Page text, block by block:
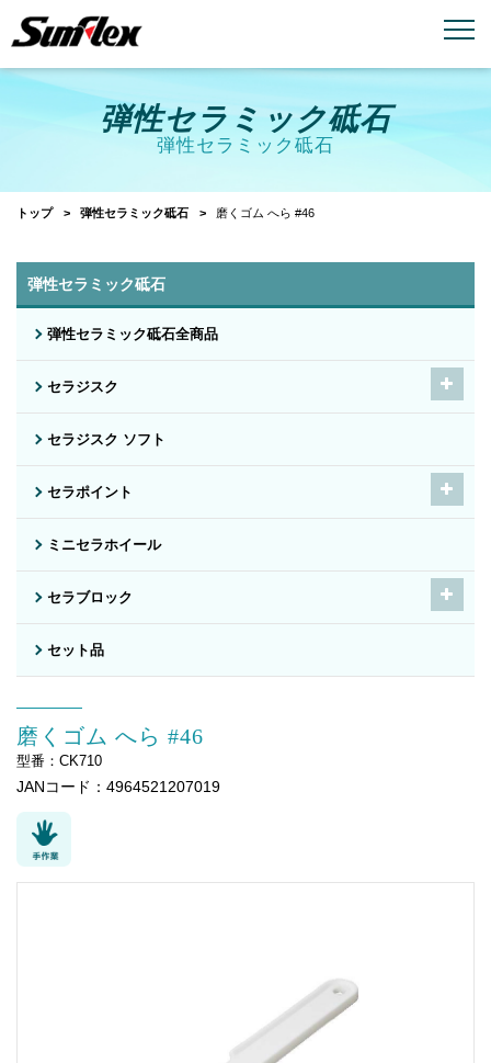
emailお問い合わせ
弾性セラミック砥石
弾性セラミック砥石
トップ 弾性セラミック砥石 磨くゴム へら #46
弾性セラミック砥石
弾性セラミック砥石全商品
セラジスク
セラジスク ソフト
セラポイント
ミニセラホイール
セラブロック
セット品
磨くゴム へら #46
型番：CK710
JANコード：4964521207019